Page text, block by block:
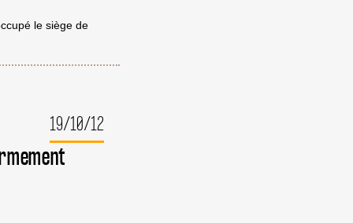
le siège de
19/10/12